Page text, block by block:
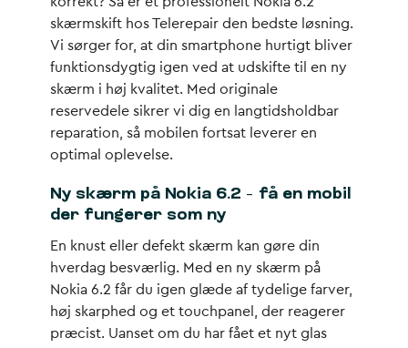
skærmskift hos Telerepair den bedste løsning.
Vi sørger for, at din smartphone hurtigt bliver
funktionsdygtig igen ved at udskifte til en ny
skærm i høj kvalitet. Med originale
reservedele sikrer vi dig en langtidsholdbar
reparation, så mobilen fortsat leverer en
optimal oplevelse.
Ny skærm på Nokia 6.2 – få en mobil
der fungerer som ny
En knust eller defekt skærm kan gøre din
hverdag besværlig. Med en ny skærm på
Nokia 6.2 får du igen glæde af tydelige farver,
høj skarphed og et touchpanel, der reagerer
præcist. Uanset om du har fået et nyt glas